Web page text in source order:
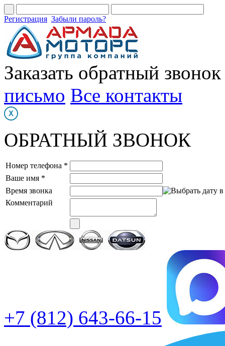
Регистрация Забыли пароль?
Заказать обратный звонок
письмо Все контакты
ОБРАТНЫЙ ЗВОНОК
Номер телефона *
Ваше имя *
Время звонка
Комментарий
+7 (812) 643-66-15